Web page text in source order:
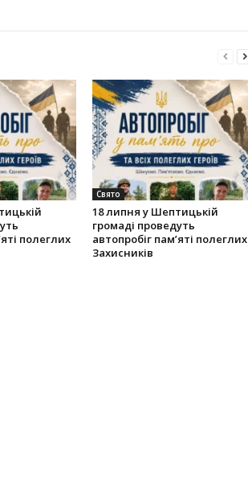
полеглих
Свято
18 липня у Шептицькій
громаді проведуть
автопробіг пам’яті полеглих
Захисників